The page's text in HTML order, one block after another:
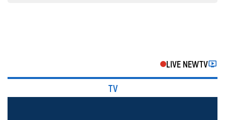
LIVE NEWTV
TV